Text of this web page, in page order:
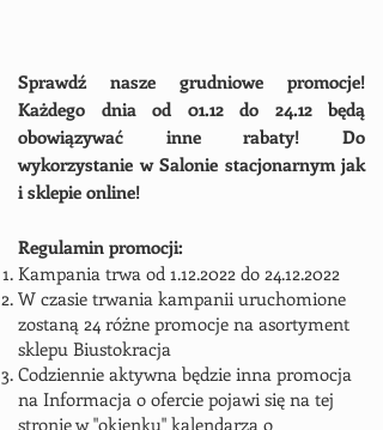
Sprawdź nasze grudniowe promocje!
Każdego dnia od 01.12 do 24.12 będą
obowiązywać inne rabaty! Do
wykorzystanie w Salonie stacjonarnym jak
i sklepie online!
Regulamin promocji:
Kampania trwa od 1.12.2022 do 24.12.2022
W czasie trwania kampanii uruchomione
zostaną 24 różne promocje na asortyment
sklepu Biustokracja
Codziennie aktywna będzie inna promocja
na Informacja o ofercie pojawi się na tej
stronie w "okienku" kalendarza o